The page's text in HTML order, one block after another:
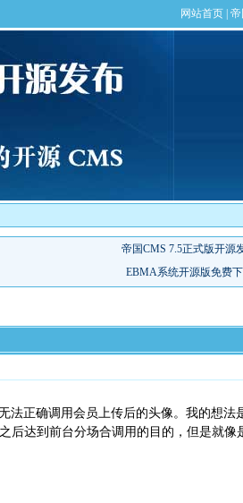
法正确调用会员上传后的头像。我的想
达到前台分场合调用的目的，但是就像